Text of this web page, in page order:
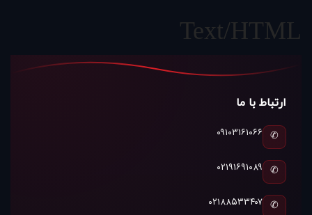
Text/HTML
ارتباط با ما
✆ ۰۹۱۰۳۱۶۱۰۶۶
✆ ۰۲۱۹۱۶۹۱۰۸۹
✆ ۰۲۱۸۸۵۳۳۴۰۷